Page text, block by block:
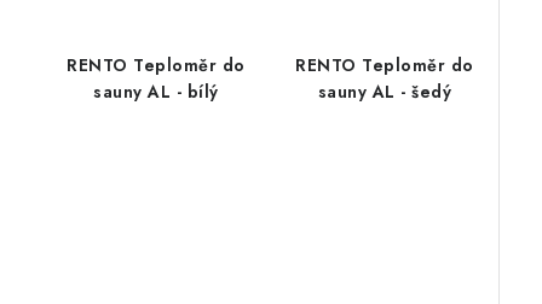
RENTO Teploměr do
sauny AL - bílý
RENTO Teploměr do
sauny AL - šedý